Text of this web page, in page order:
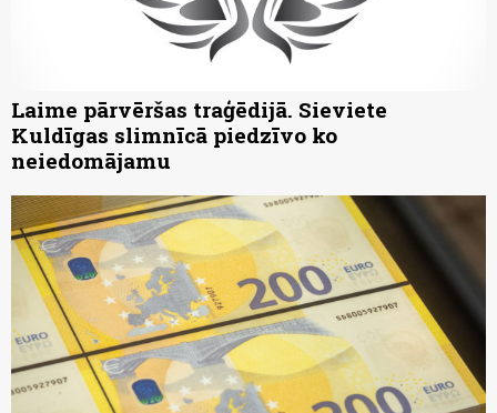
Laime pārvēršas traģēdijā. Sieviete
Kuldīgas slimnīcā piedzīvo ko
neiedomājamu